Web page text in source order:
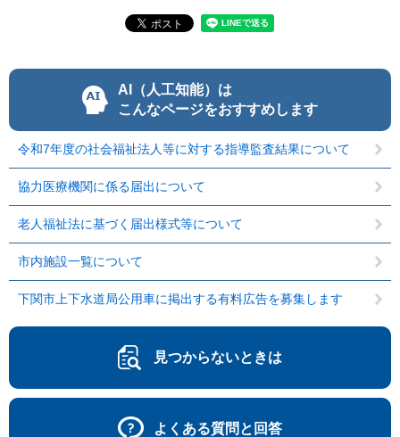
AI（人工知能）は
こんなページをおすすめします
令和7年度の社会福祉法人等に対する指導監査結果について
協力医療機関に係る届出について
老人福祉法に基づく届出様式等について
市内施設一覧について
下関市上下水道局公用車に掲出する有料広告を募集します
見つからないときは
よくある質問と回答